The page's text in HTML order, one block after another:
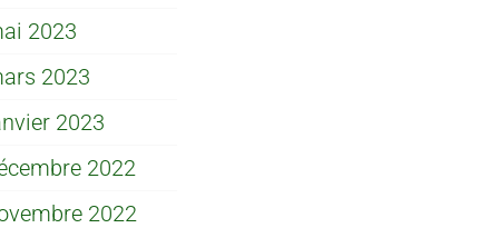
2023
2023
2023
2022
2022